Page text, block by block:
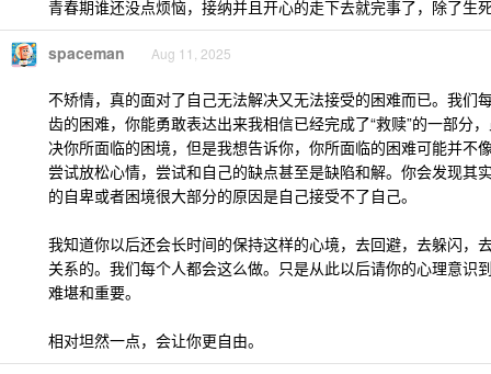
青春期谁还没点烦恼，接纳并且开心的走下去就完事了，除了生
spaceman Aug 11, 2025
不矫情，真的面对了自己无法解决又无法接受的困难而已。我们
齿的困难，你能勇敢表达出来我相信已经完成了“救赎”的一部分
决你所面临的困境，但是我想告诉你，你所面临的困难可能并不
尝试放松心情，尝试和自己的缺点甚至是缺陷和解。你会发现其
的自卑或者困境很大部分的原因是自己接受不了自己。
我知道你以后还会长时间的保持这样的心境，去回避，去躲闪，
关系的。我们每个人都会这么做。只是从此以后请你的心理意识
难堪和重要。
相对坦然一点，会让你更自由。